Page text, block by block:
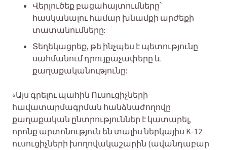
Վերլուծեք բացահայտումները՝
հասկանալու համար խնամքի արժեքի
տատանումները:
Տեղեկացրեք, թե ինչպես է պետությունը
սահմանում դրույքաչափերը և
քաղաքականությունը:
«Այս գրելու պահին Ուսուցիչների
հավատարմագրման հանձնաժողովը
քաղաքական ընտրություններ է կատարել,
որոնք արտոնություն են տալիս ներկայիս K-12
ուսուցիչների խողովակաշարին (ավանդաբար